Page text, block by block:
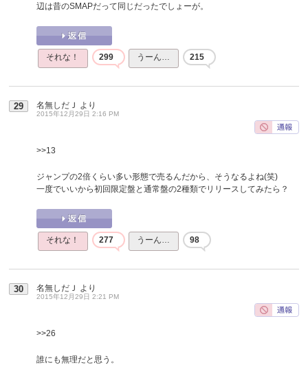
辺は昔のSMAPだって同じだったでしょーが。
それな！ 299 うーん… 215
29 名無しだＪ より
2015年12月29日 2:16 PM
>>13
ジャンプの2倍くらい多い形態で売るんだから、そうなるよね(笑)
一度でいいから初回限定盤と通常盤の2種類でリリースしてみたら？
それな！ 277 うーん… 98
30 名無しだＪ より
2015年12月29日 2:21 PM
>>26
誰にも無理だと思う。